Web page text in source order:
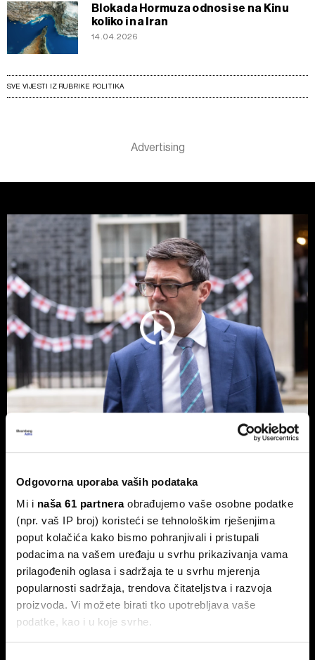
Odgovorna uporaba vaših podataka
Mi i naša 61 partneraobrađujemo vaše osobne podatke
(npr. vaš IP broj) koristeći se tehnološkim rješenjima
poput kolačića kako bismo pohranjivali i pristupali
podacima na vašem uređaju u svrhu prikazivanja vama
prilagođenih oglasa i sadržaja te u svrhu mjerenja
popularnosti sadržaja, trendova čitateljstva i razvoja
proizvoda. Vi možete birati tko upotrebljava vaše
podatke, kao i u koje svrhe.
Blokada Hormuza odnosi se na Kinu
koliko i na Iran
14.04.2026
SVE VIJESTI IZ RUBRIKE POLITIKA
Novog britanskog premijera čeka
prazna blagajna - Burnham planira
nacionalizaciju
Pad vlade Keira Starmera i uspon Andyja Burnhama kao
najizglednijeg nasljednika otvorili su ozbiljna pitanja o
budućnosti ekonomske politike UK-a.